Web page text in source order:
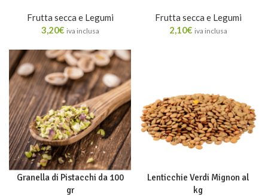
Frutta secca e Legumi
3,20€ iva inclusa
Frutta secca e Legumi
2,10€ iva inclusa
Granella di Pistacchi da 100
gr
Lenticchie Verdi Mignon al
kg